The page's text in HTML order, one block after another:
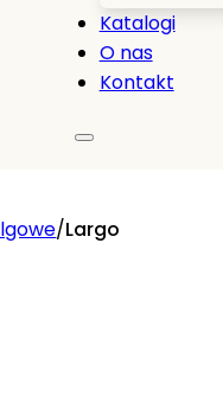
Katalogi
O nas
Kontakt
/Largo